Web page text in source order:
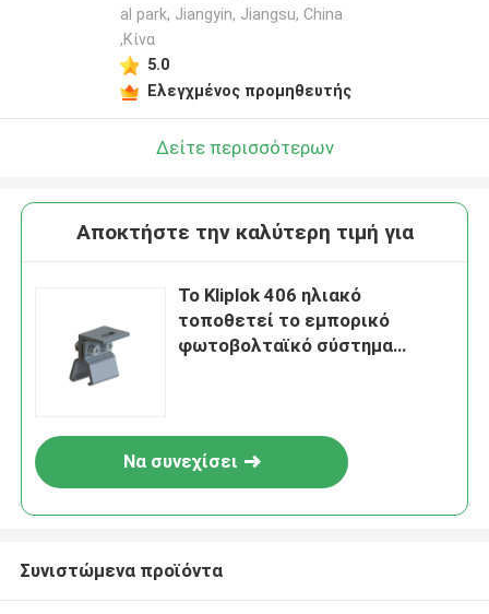
al park, Jiangyin, Jiangsu, China
,Κίνα
5.0
Ελεγχμένος προμηθευτής
Δείτε περισσότερων
Αποκτήστε την καλύτερη τιμή για
Το Kliplok 406 ηλιακό
τοποθετεί το εμπορικό
φωτοβολταϊκό σύστημα
Να συνεχίσει
Συνιστώμενα προϊόντα